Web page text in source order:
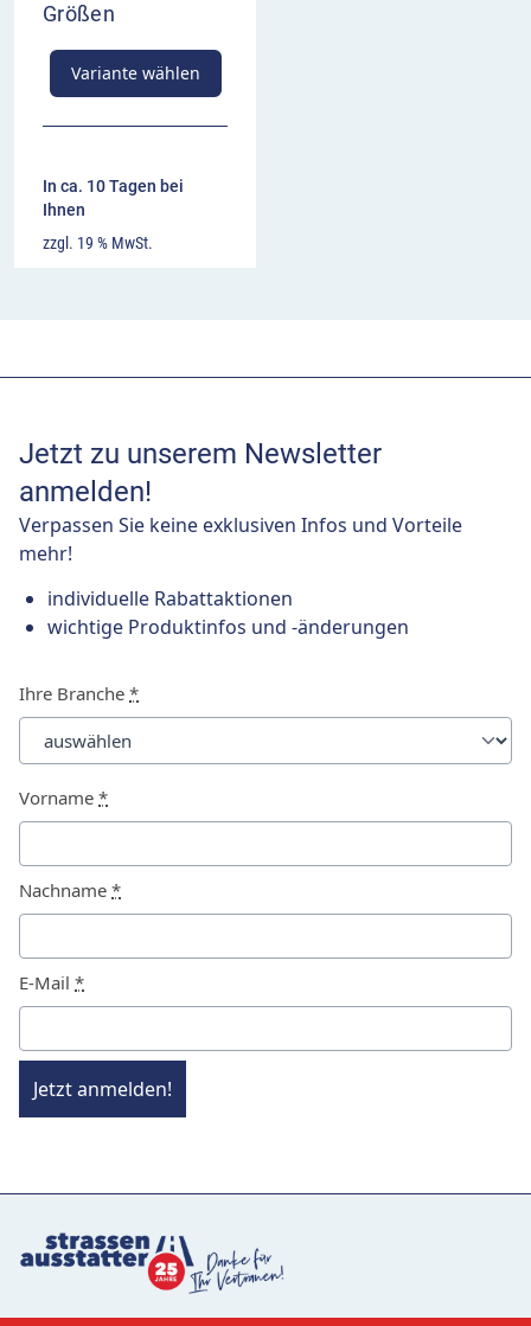
Größen
Variante wählen
In ca. 10 Tagen bei
Ihnen
zzgl. 19 % MwSt.
Jetzt zu unserem Newsletter
anmelden!
Verpassen Sie keine exklusiven Infos und Vorteile
mehr!
individuelle Rabattaktionen
wichtige Produktinfos und -änderungen
Ihre Branche *
Vorname *
Nachname *
E-Mail *
Jetzt anmelden!